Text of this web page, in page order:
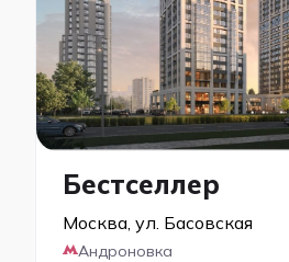
Бестселлер
Москва, ул. Басовская
Андроновка